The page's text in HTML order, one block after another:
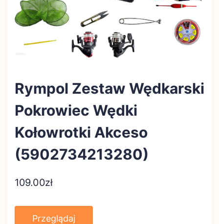
Rympol Zestaw Wędkarski
Pokrowiec Wędki
Kołowrotki Akceso
(5902734213280)
109.00zł
Przeglądaj